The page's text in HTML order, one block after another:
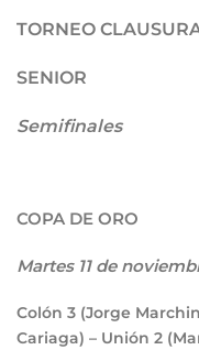
TORNEO
SENIOR
Semifinales
COPA DE ORO
Martes 11 de
Colón 3 (Jorge
Cariaga) – Unión 2